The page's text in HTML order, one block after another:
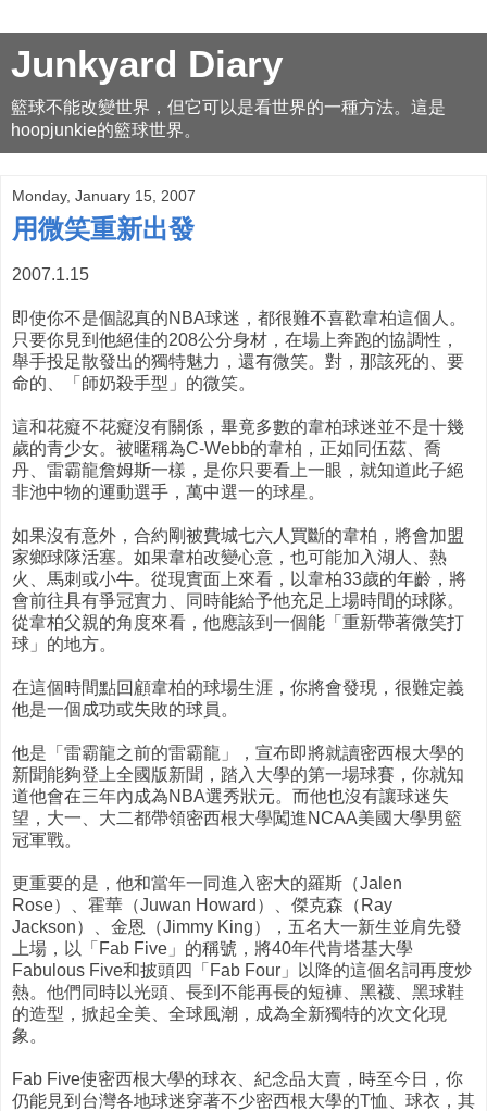
Junkyard Diary
籃球不能改變世界，但它可以是看世界的一種方法。這是
hoopjunkie的籃球世界。
Monday, January 15, 2007
用微笑重新出發
2007.1.15
即使你不是個認真的NBA球迷，都很難不喜歡韋柏這個人。
只要你見到他絕佳的208公分身材，在場上奔跑的協調性，
舉手投足散發出的獨特魅力，還有微笑。對，那該死的、要
命的、「師奶殺手型」的微笑。
這和花癡不花癡沒有關係，畢竟多數的韋柏球迷並不是十幾
歲的青少女。被暱稱為C-Webb的韋柏，正如同伍茲、喬
丹、雷霸龍詹姆斯一樣，是你只要看上一眼，就知道此子絕
非池中物的運動選手，萬中選一的球星。
如果沒有意外，合約剛被費城七六人買斷的韋柏，將會加盟
家鄉球隊活塞。如果韋柏改變心意，也可能加入湖人、熱
火、馬刺或小牛。從現實面上來看，以韋柏33歲的年齡，將
會前往具有爭冠實力、同時能給予他充足上場時間的球隊。
從韋柏父親的角度來看，他應該到一個能「重新帶著微笑打
球」的地方。
在這個時間點回顧韋柏的球場生涯，你將會發現，很難定義
他是一個成功或失敗的球員。
他是「雷霸龍之前的雷霸龍」，宣布即將就讀密西根大學的
新聞能夠登上全國版新聞，踏入大學的第一場球賽，你就知
道他會在三年內成為NBA選秀狀元。而他也沒有讓球迷失
望，大一、大二都帶領密西根大學闖進NCAA美國大學男籃
冠軍戰。
更重要的是，他和當年一同進入密大的羅斯（Jalen
Rose）、霍華（Juwan Howard）、傑克森（Ray
Jackson）、金恩（Jimmy King），五名大一新生並肩先發
上場，以「Fab Five」的稱號，將40年代肯塔基大學
Fabulous Five和披頭四「Fab Four」以降的這個名詞再度炒
熱。他們同時以光頭、長到不能再長的短褲、黑襪、黑球鞋
的造型，掀起全美、全球風潮，成為全新獨特的次文化現
象。
Fab Five使密西根大學的球衣、紀念品大賣，時至今日，你
仍能見到台灣各地球迷穿著不少密西根大學的T恤、球衣，其